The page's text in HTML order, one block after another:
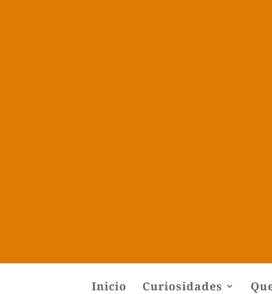
Inicio Curiosidades